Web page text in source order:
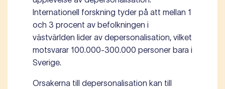
Internationell forskning tyder på att mellan 1
och 3 procent av befolkningen i
västvärlden lider av depersonalisation, vilket
motsvarar 100.000-300.000 personer bara i
Sverige.
Orsakerna till depersonalisation kan till